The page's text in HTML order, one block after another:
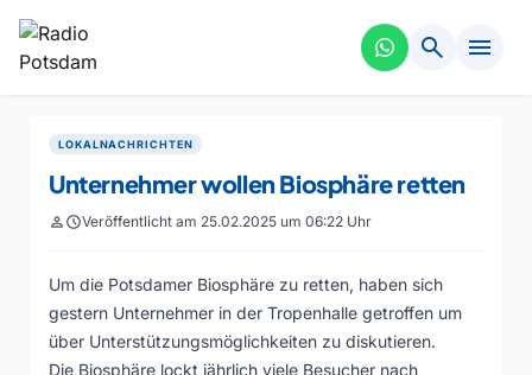
search menu
LOKALNACHRICHTEN
Unternehmer wollen Biosphäre retten
personscheduleVeröffentlicht am 25.02.2025 um 06:22 Uhr
Um die Potsdamer Biosphäre zu retten, haben sich
gestern Unternehmer in der Tropenhalle getroffen um
über Unterstützungsmöglichkeiten zu diskutieren.
Die Biosphäre lockt jährlich viele Besucher nach